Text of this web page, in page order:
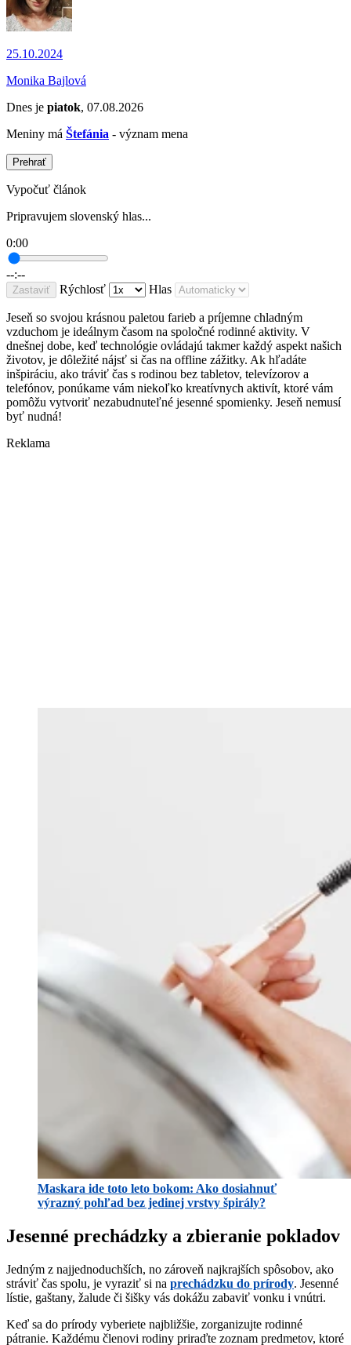
25.10.2024
Monika Bajlová
Dnes je piatok, 07.08.2026
Meniny má Štefánia - význam mena
Prehrať
Vypočuť článok
Pripravujem slovenský hlas...
0:00
--:--
Zastaviť Rýchlosť Hlas
Jeseň so svojou krásnou paletou farieb a príjemne chladným
vzduchom je ideálnym časom na spoločné rodinné aktivity. V
dnešnej dobe, keď technológie ovládajú takmer každý aspekt našich
životov, je dôležité nájsť si čas na offline zážitky. Ak hľadáte
inšpiráciu, ako tráviť čas s rodinou bez tabletov, televízorov a
telefónov, ponúkame vám niekoľko kreatívnych aktivít, ktoré vám
pomôžu vytvoriť nezabudnuteľné jesenné spomienky. Jeseň nemusí
byť nudná!
Reklama
Maskara ide toto leto bokom: Ako dosiahnuť
výrazný pohľad bez jedinej vrstvy špirály?
Jesenné prechádzky a zbieranie pokladov
Jedným z najjednoduchších, no zároveň najkrajších spôsobov, ako
stráviť čas spolu, je vyraziť si na prechádzku do prírody. Jesenné
lístie, gaštany, žalude či šišky vás dokážu zabaviť vonku i vnútri.
Keď sa do prírody vyberiete najbližšie, zorganizujte rodinné
pátranie. Každému členovi rodiny priraďte zoznam predmetov, ktoré